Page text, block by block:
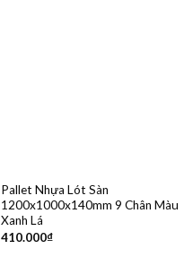
Pallet Nhựa Lót Sàn
1200x1000x140mm 9 Chân Màu
Xanh Lá
410.000₫